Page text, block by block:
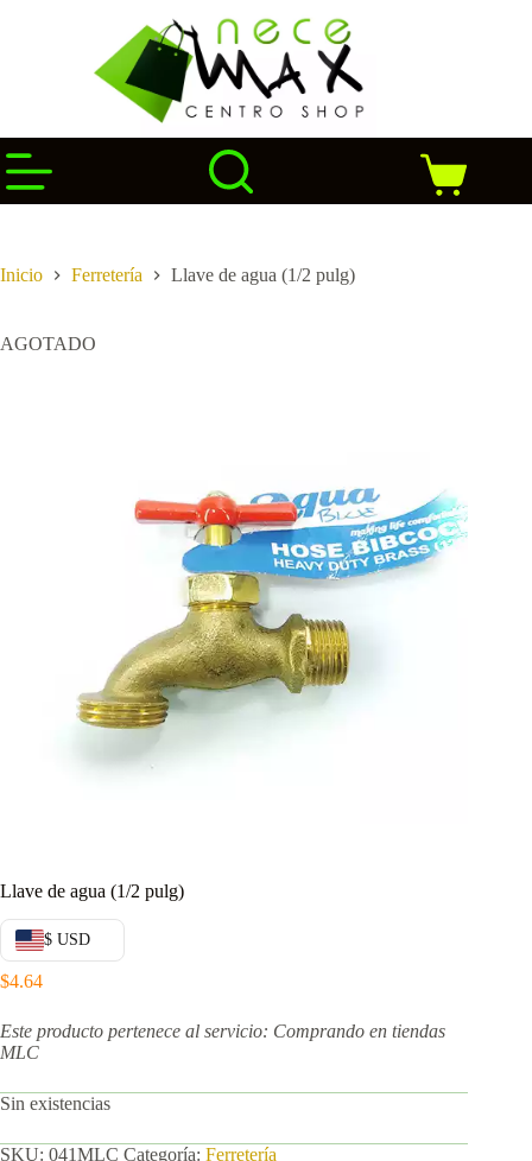
Carro
de
Inicio Ferretería Llave de agua (1/2 pulg)
AGOTADO
Llave de agua (1/2 pulg)
$ USD
$4.64
Este producto pertenece al servicio: Comprando en tiendas
MLC
Sin existencias
SKU: 041MLC Categoría: Ferretería